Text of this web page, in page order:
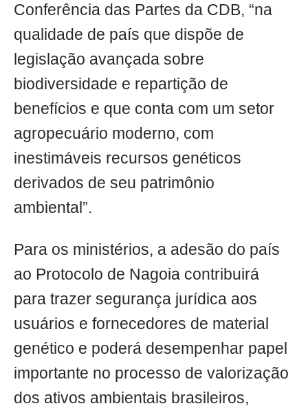
Conferência das Partes da CDB, “na
qualidade de país que dispõe de
legislação avançada sobre
biodiversidade e repartição de
benefícios e que conta com um setor
agropecuário moderno, com
inestimáveis recursos genéticos
derivados de seu patrimônio
ambiental”.
Para os ministérios, a adesão do país
ao Protocolo de Nagoia contribuirá
para trazer segurança jurídica aos
usuários e fornecedores de material
genético e poderá desempenhar papel
importante no processo de valorização
dos ativos ambientais brasileiros,